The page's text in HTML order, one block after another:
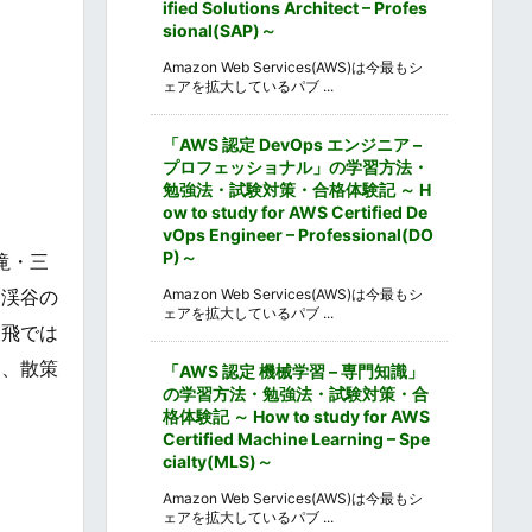
・三
谷の
では
散策
ified Solutions Architect – Profes
sional(SAP)～
Amazon Web Services(AWS)は今最もシ
ェアを拡大しているパブ ...
「AWS 認定 DevOps エンジニア –
プロフェッショナル」の学習方法・
勉強法・試験対策・合格体験記 ～ H
ow to study for AWS Certified De
vOps Engineer – Professional(DO
P)～
Amazon Web Services(AWS)は今最もシ
ェアを拡大しているパブ ...
「AWS 認定 機械学習 – 専門知識」
の学習方法・勉強法・試験対策・合
格体験記 ～ How to study for AWS
Certified Machine Learning – Spe
cialty(MLS)～
Amazon Web Services(AWS)は今最もシ
ェアを拡大しているパブ ...